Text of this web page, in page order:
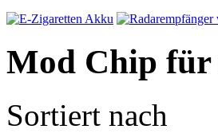
Mod Chip für
Sortiert nach